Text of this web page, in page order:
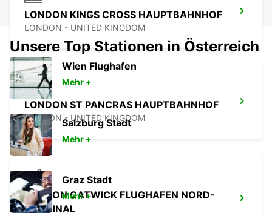
LONDON KINGS CROSS HAUPTBAHNHOF
LONDON - UNITED KINGDOM
LONDON ST PANCRAS HAUPTBAHNHOF
LONDON - UNITED KINGDOM
LONDON GATWICK FLUGHAFEN NORD-
TERMINAL
Unsere Top Stationen in Österreich
Wien Flughafen
Mehr +
Salzburg Stadt
Mehr +
Graz Stadt
Mehr +